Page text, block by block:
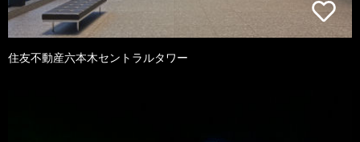
住友不動産六本木セントラルタワー